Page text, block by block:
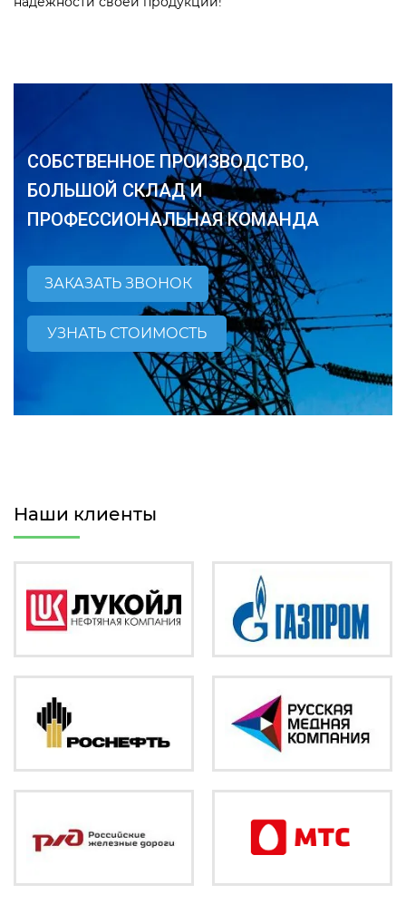
СОБСТВЕННОЕ ПРОИЗВОДСТВО,
БОЛЬШОЙ СКЛАД И
ПРОФЕССИОНАЛЬНАЯ КОМАНДА
ЗАКАЗАТЬ ЗВОНОК
УЗНАТЬ СТОИМОСТЬ
Наши клиенты